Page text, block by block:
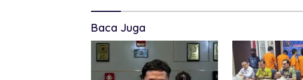
Baca Juga